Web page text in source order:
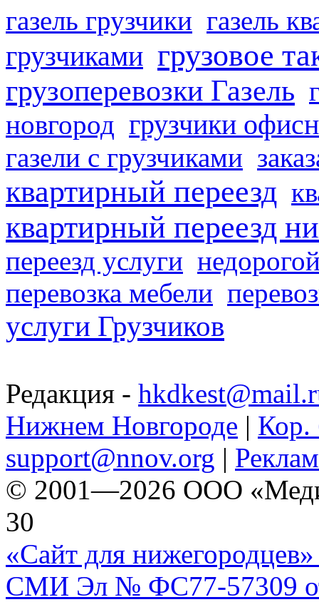
газель грузчики газель
грузчиками грузовое
грузоперевозки Газель
новгород грузчики
газели с грузчиками
квартирный переезд
квартирный переезд
переезд услуги
перевозка мебели
услуги Грузчиков
Редакция -
Нижнем Новгороде | Кор.
support@nnov.org |
© 2001—2026 ООО
30
«Сайт для нижегородцев»
СМИ Эл № ФС77-57309